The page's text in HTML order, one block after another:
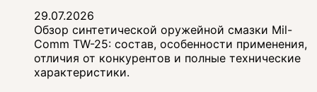
29.07.2026
Обзор синтетической оружейной смазки Mil-
Comm TW-25: состав, особенности применения,
отличия от конкурентов и полные технические
характеристики.